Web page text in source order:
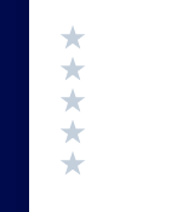
Valutazione